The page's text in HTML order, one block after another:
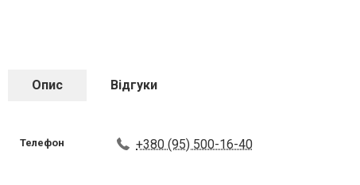
Опис Відгуки
Телефон +380 (95) 500-16-40